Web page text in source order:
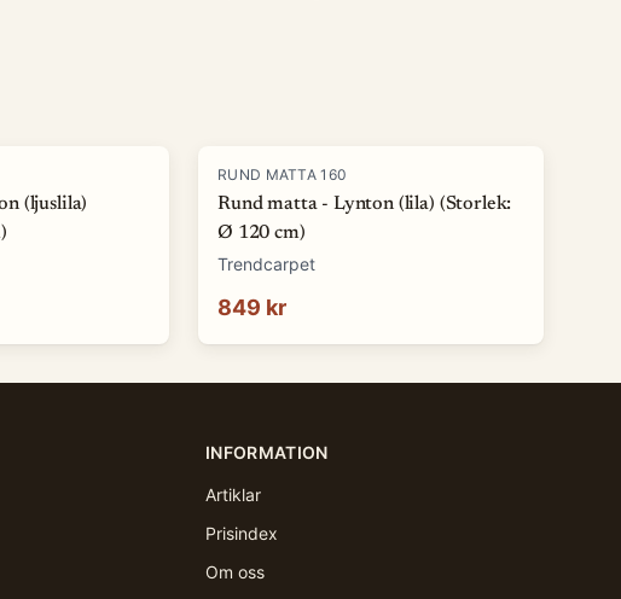
(ljuslila)
RUND MATTA 160
Rund matta - Lynton (lila) (Storlek:
Ø 120 cm)
Trendcarpet
849 kr
INFORMATION
Artiklar
Prisindex
Om oss